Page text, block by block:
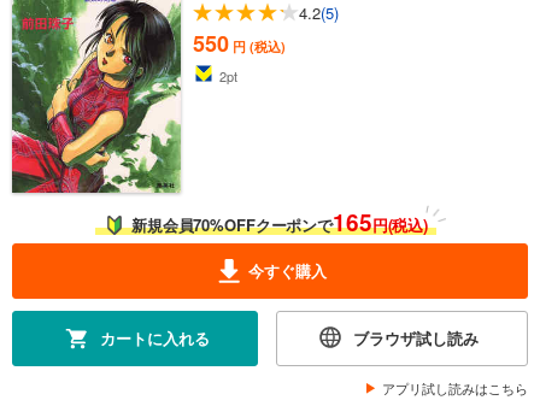
4.2(5)
550 円 (税込)
2pt
新規会員70%OFFクーポンで165円(税込)
今すぐ購入
カートに入れる ブラウザ試し読み
アプリ試し読みはこちら